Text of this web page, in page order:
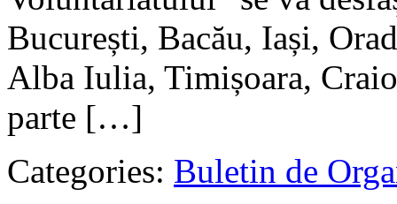
București, Bacău, Iași,
Alba Iulia, Timișoara,
parte […]
Categories: Buletin de